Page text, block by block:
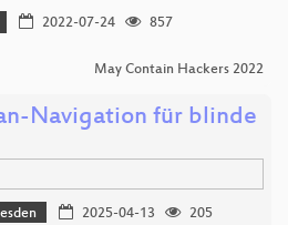
2022-07-24
857
May Contain Hackers 2022
Navigation für blinde
2025-04-13
205